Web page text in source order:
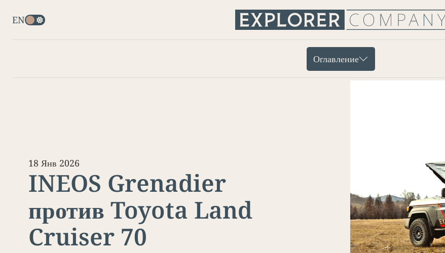
EN
Оглавление
INEOS Grenadier
против Toyota Land
Cruiser 70
18 Янв 2026